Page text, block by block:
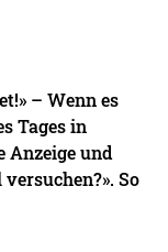
– Wenn es
Tages in
Anzeige und
So